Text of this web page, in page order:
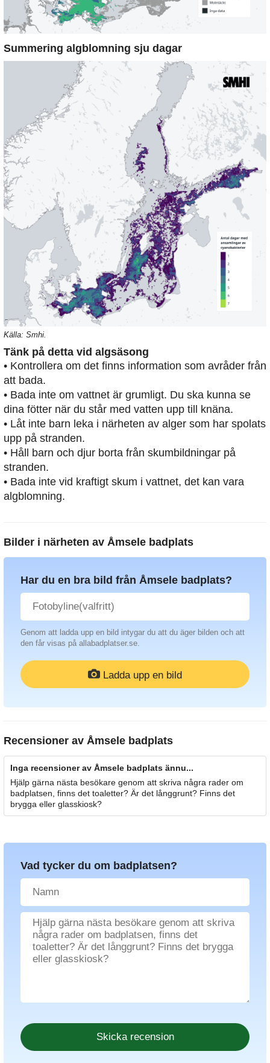
Summering algblomning sju dagar
Källa: Smhi.
Tänk på detta vid algsäsong
• Kontrollera om det finns information som avråder från
att bada.
• Bada inte om vattnet är grumligt. Du ska kunna se
dina fötter när du står med vatten upp till knäna.
• Låt inte barn leka i närheten av alger som har spolats
upp på stranden.
• Håll barn och djur borta från skumbildningar på
stranden.
• Bada inte vid kraftigt skum i vattnet, det kan vara
algblomning.
Bilder i närheten av Åmsele badplats
Har du en bra bild från Åmsele badplats?
Genom att ladda upp en bild intygar du att du äger bilden och att
den får visas på allabadplatser.se.
Ladda upp en bild
Recensioner av Åmsele badplats
Inga recensioner av Åmsele badplats ännu...
Hjälp gärna nästa besökare genom att skriva några rader om
badplatsen, finns det toaletter? Är det långgrunt? Finns det
brygga eller glasskiosk?
Vad tycker du om badplatsen?